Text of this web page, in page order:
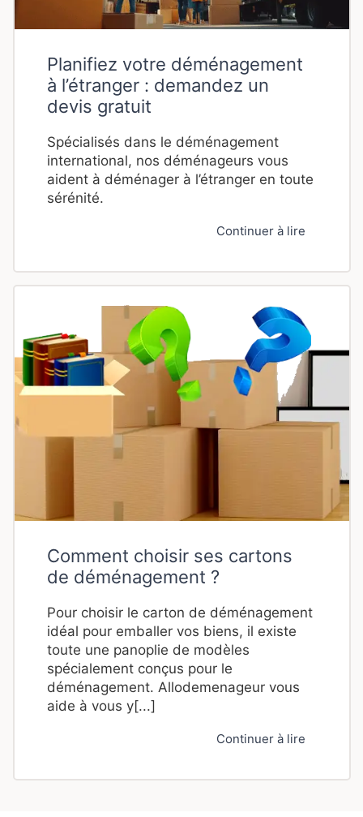
Planifiez votre déménagement
à l’étranger : demandez un
devis gratuit
Spécialisés dans le déménagement
international, nos déménageurs vous
aident à déménager à l’étranger en toute
sérénité.
Continuer à lire
Comment choisir ses cartons
de déménagement ?
Pour choisir le carton de déménagement
idéal pour emballer vos biens, il existe
toute une panoplie de modèles
spécialement conçus pour le
déménagement. Allodemenageur vous
aide à vous y[...]
Continuer à lire